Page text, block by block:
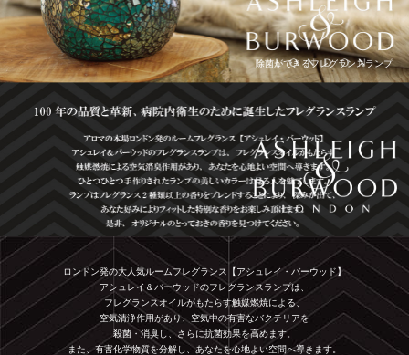
除菌ができるフレグランスランプ
ロンドン発の大人気ルームフレグランス【アシュレイ・バーウッド】
アシュレイ＆バーウッドのフレグランスランプは、
フレグランスオイルがもたらす触媒燃焼による、
空気清浄作用があり、空気中の有害なバクテリアを
殺菌・消臭し、さらに抗菌効果を高めます。
また、有害化学物質を分解し、あなたを心地よい空間へ導きます。